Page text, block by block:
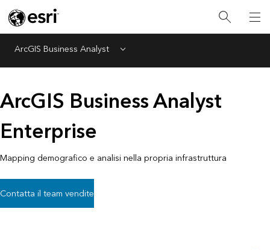
ArcGIS Business Analyst Menu
ArcGIS Business Analyst
Enterprise
Mapping demografico e analisi nella propria infrastruttura
Contatta il team vendite